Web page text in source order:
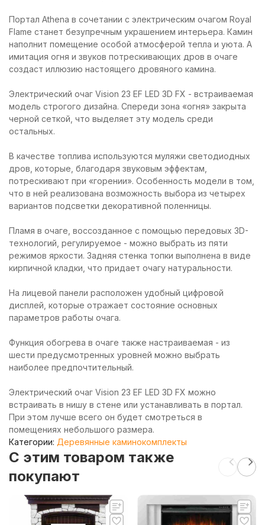
Портал Athena в сочетании с электрическим очагом Royal
Flame станет безупречным украшением интерьера. Камин
наполнит помещение особой атмосферой тепла и уюта. А
имитация огня и звуков потрескивающих дров в очаге
создаст иллюзию настоящего дровяного камина.
Электрический очаг Vision 23 EF LED 3D FX - встраиваемая
модель строгого дизайна. Спереди зона «огня» закрыта
черной сеткой, что выделяет эту модель среди
остальных.
В качестве топлива используются муляжи светодиодных
дров, которые, благодаря звуковым эффектам,
потрескивают при «горении». Особенность модели в том,
что в ней реализована возможность выбора из четырех
вариантов подсветки декоративной поленницы.
Пламя в очаге, воссозданное с помощью передовых 3D-
технологий, регулируемое - можно выбрать из пяти
режимов яркости. Задняя стенка топки выполнена в виде
кирпичной кладки, что придает очагу натуральности.
На лицевой панели расположен удобный цифровой
дисплей, которые отражает состояние основных
параметров работы очага.
Функция обогрева в очаге также настраиваемая - из
шести предусмотренных уровней можно выбрать
наиболее предпочтительный.
Электрический очаг Vision 23 EF LED 3D FX можно
встраивать в нишу в стене или устанавливать в портал.
При этом лучше всего он будет смотреться в
помещениях небольшого размера.
Категории: Деревянные каминокомплекты
C этим товаром также
покупают